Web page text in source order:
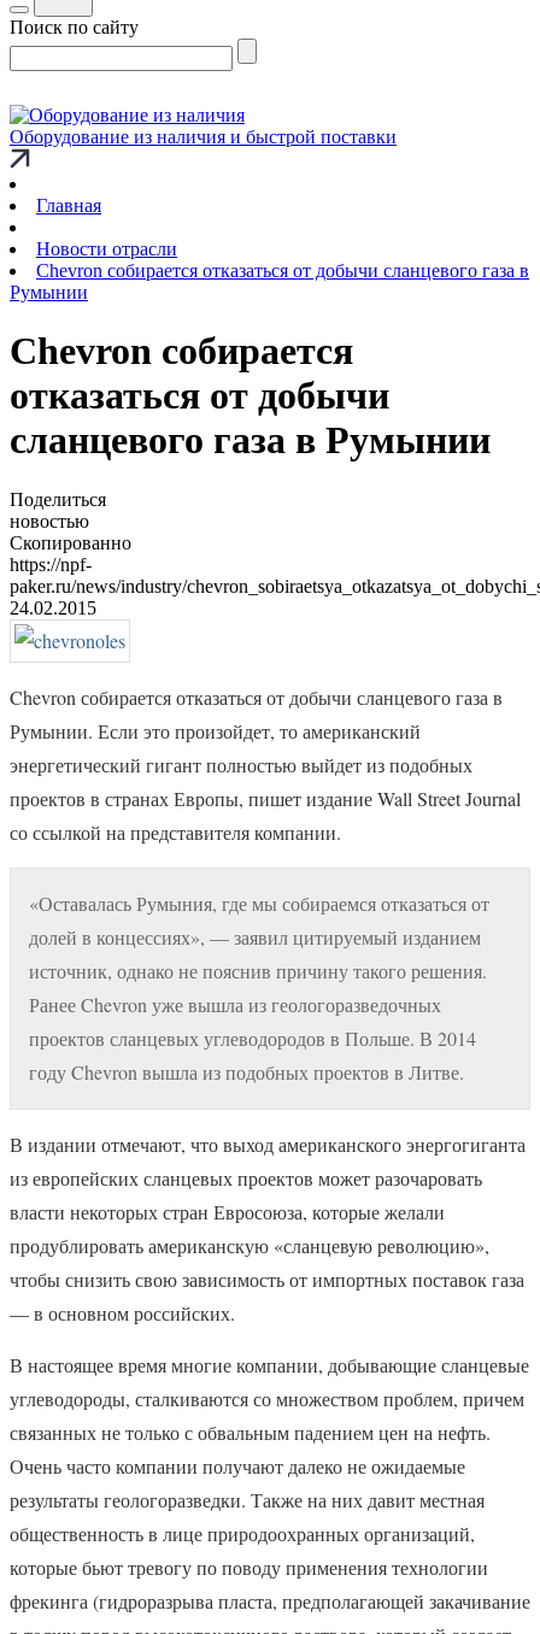
Поиск по сайту
Оборудование из наличия и быстрой поставки
Главная
Новости отрасли
Chevron собирается отказаться от добычи сланцевого газа в
Румынии
Chevron собирается
отказаться от добычи
сланцевого газа в Румынии
Поделиться
новостью
Скопированно
https://npf-
paker.ru/news/industry/
24.02.2015
Chevron собирается отказаться от добычи сланцевого газа в
Румынии. Если это произойдет, то американский
энергетический гигант полностью выйдет из подобных
проектов в странах Европы, пишет издание Wall Street Journal
со ссылкой на представителя компании.
«Оставалась Румыния, где мы собираемся отказаться от
долей в концессиях», — заявил цитируемый изданием
источник, однако не пояснив причину такого решения.
Ранее Chevron уже вышла из геологоразведочных
проектов сланцевых углеводородов в Польше. В 2014
году Chevron вышла из подобных проектов в Литве.
В издании отмечают, что выход американского энергогиганта
из европейских сланцевых проектов может разочаровать
власти некоторых стран Евросоюза, которые желали
продублировать американскую «сланцевую революцию»,
чтобы снизить свою зависимость от импортных поставок газа
— в основном российских.
В настоящее время многие компании, добывающие сланцевые
углеводороды, сталкиваются со множеством проблем, причем
связанных не только с обвальным падением цен на нефть.
Очень часто компании получают далеко не ожидаемые
результаты геологоразведки. Также на них давит местная
общественность в лице природоохранных организаций,
которые бьют тревогу по поводу применения технологии
фрекинга (гидроразрыва пласта, предполагающей закачивание